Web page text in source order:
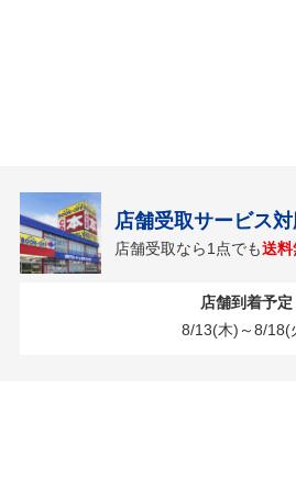
店舗受取サービス
店舗受取なら1点でも送料
店舗到着予定
8/13(木)～8/18(